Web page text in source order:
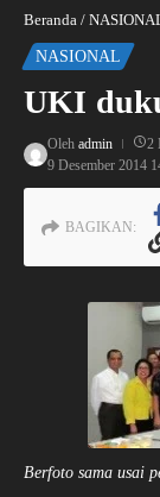
Beranda /
NASIONAL
UKI
Oleh admin 2
9 Desember 2014
BAGIKAN:
Berfoto sama usai